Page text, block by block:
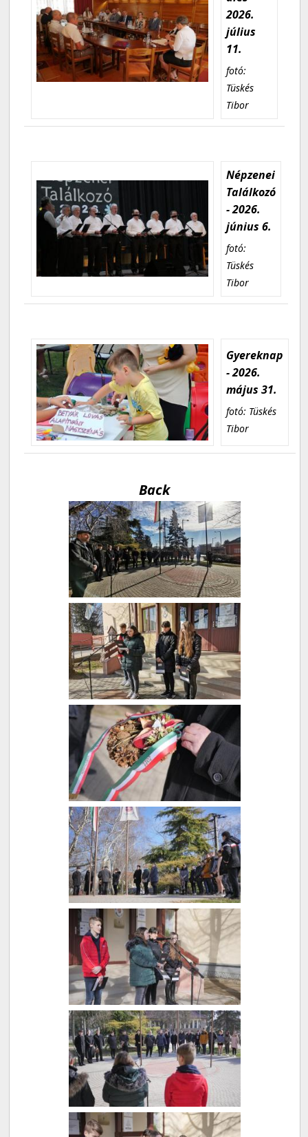
2026.
július
11.
fotó:
Tüskés
Tibor
Népzenei
Találkozó
- 2026.
június 6.
fotó:
Tüskés
Tibor
Gyereknap
- 2026.
május 31.
fotó: Tüskés
Tibor
Back